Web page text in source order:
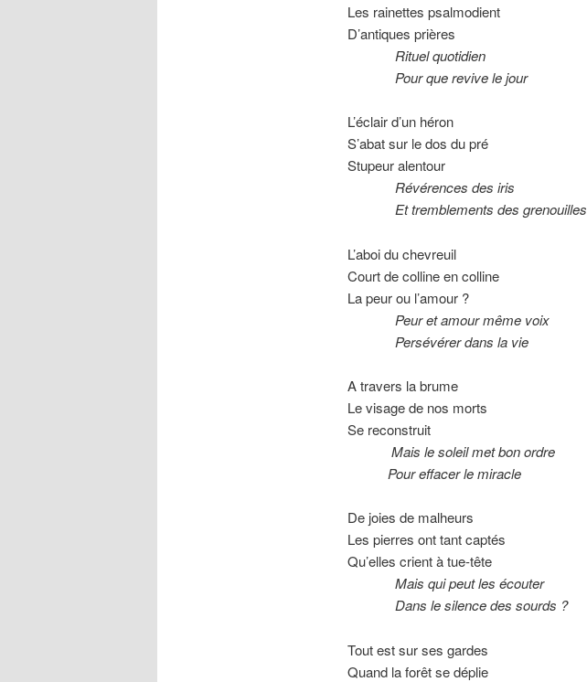
Les rainettes psalmodient
D’antiques prières
Rituel quotidien
Pour que revive le jour
L’éclair d’un héron
S’abat sur le dos du pré
Stupeur alentour
Révérences des iris
Et tremblements des grenouilles
L’aboi du chevreuil
Court de colline en colline
La peur ou l’amour ?
Peur et amour même voix
Persévérer dans la vie
A travers la brume
Le visage de nos morts
Se reconstruit
Mais le soleil met bon ordre
Pour effacer le miracle
De joies de malheurs
Les pierres ont tant captés
Qu’elles crient à tue-tête
Mais qui peut les écouter
Dans le silence des sourds ?
Tout est sur ses gardes
Quand la forêt se déplie